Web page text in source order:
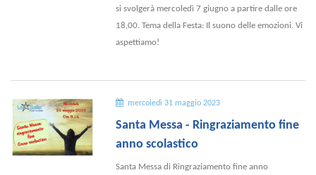
si svolgerà mercoledì 7 giugno a partire dalle ore
18,00. Tema della Festa: Il suono delle emozioni. Vi
aspettiamo!
mercoledì 31 maggio 2023
Santa Messa - Ringraziamento fine
anno scolastico
Santa Messa di Ringraziamento fine anno